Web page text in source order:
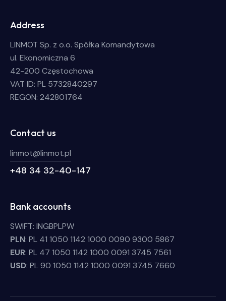
Address
LINMOT Sp. z o.o. Spółka Komandytowa
ul. Ekonomiczna 6
42-200 Częstochowa
VAT ID: PL 5732840297
REGON: 242801764
Contact us
linmot@linmot.pl
+48 34 32-40-147
Bank accounts
SWIFT: INGBPLPW
PLN: PL 41 1050 1142 1000 0090 9300 5867
EUR: PL 47 1050 1142 1000 0091 3745 7561
USD: PL 90 1050 1142 1000 0091 3745 7660